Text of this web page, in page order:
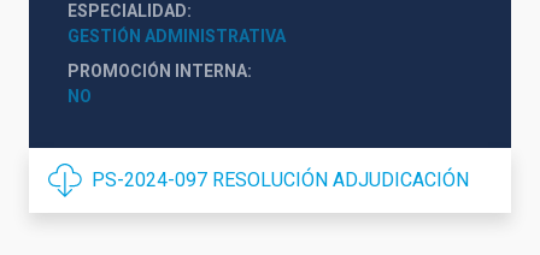
ESPECIALIDAD
GESTIÓN ADMINISTRATIVA
PROMOCIÓN INTERNA
NO
PS-2024-097 RESOLUCIÓN ADJUDICACIÓN